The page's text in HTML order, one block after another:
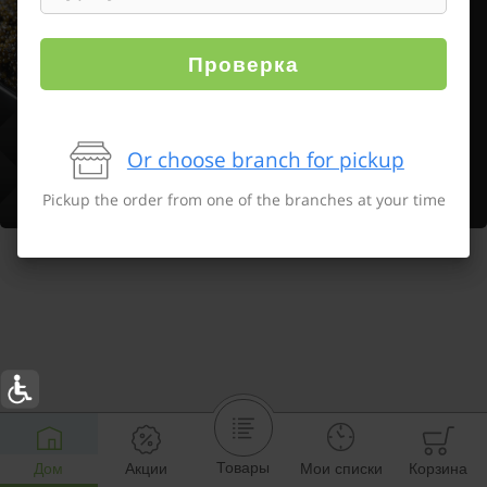
Дом Акции Товары Мои списки Корзина
Проверка
Or choose branch for pickup
Pickup the order from one of the branches at your time